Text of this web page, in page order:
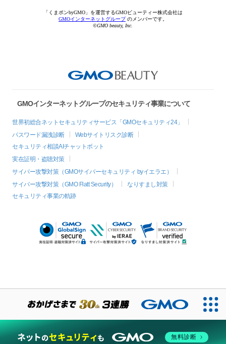
「くまポンbyGMO」を運営するGMOビューティー株式会社は
GMOインターネットグループのメンバーです。
©GMO beauty, Inc.
GMOインターネットグループのセキュリティ事業について
世界初総合ネットセキュリティサービス「GMOセキュリティ24」
パスワード漏洩診断
Webサイトリスク診断
セキュリティ相談AIチャットボット
実在証明・盗聴対策
サイバー攻撃対策（GMOサイバーセキュリティ byイエラエ）
サイバー攻撃対策（GMO Flatt Security）
なりすまし対策
セキュリティ事業の軌跡
無料診断